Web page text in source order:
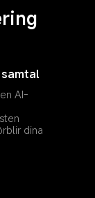
AI-
dina